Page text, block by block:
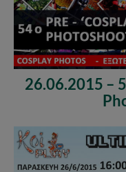
26.06.2015 –